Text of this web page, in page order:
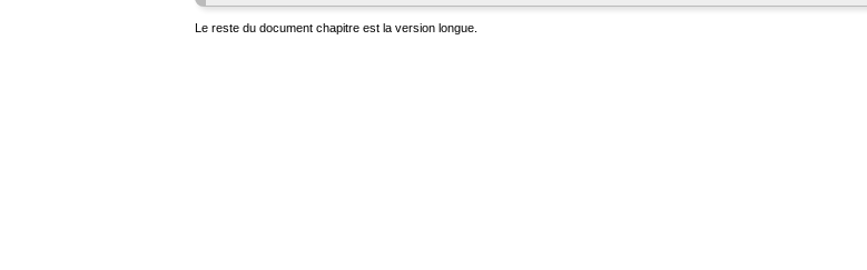
Le reste du document chapitre est la version longue.